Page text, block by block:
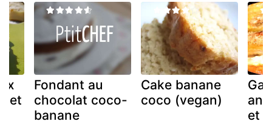
et
Fondant au
chocolat coco-
banane
Cake banane
coco (vegan)
et